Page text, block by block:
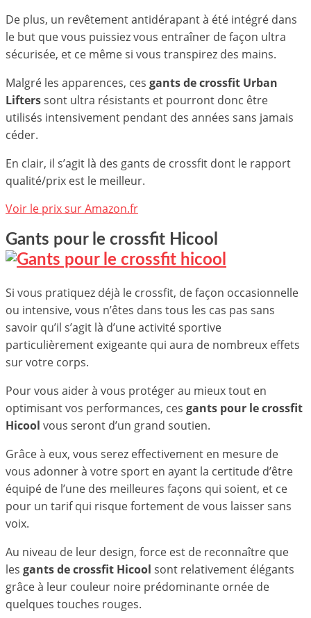
De plus, un revêtement antidérapant à été intégré dans
le but que vous puissiez vous entraîner de façon ultra
sécurisée, et ce même si vous transpirez des mains.
Malgré les apparences, ces gants de crossfit Urban
Lifterssont ultra résistants et pourront donc être
utilisés intensivement pendant des années sans jamais
céder.
En clair, il s’agit là des gants de crossfit dont le rapport
qualité/prix est le meilleur.
Voir le prix sur Amazon.fr
Gants pour le crossfit Hicool
Si vous pratiquez déjà le crossfit, de façon occasionnelle
ou intensive, vous n’êtes dans tous les cas pas sans
savoir qu’il s’agit là d’une activité sportive
particulièrement exigeante qui aura de nombreux effets
sur votre corps.
Pour vous aider à vous protéger au mieux tout en
optimisant vos performances, ces gants pour le crossfit
Hicool vous seront d’un grand soutien.
Grâce à eux, vous serez effectivement en mesure de
vous adonner à votre sport en ayant la certitude d’être
équipé de l’une des meilleures façons qui soient, et ce
pour un tarif qui risque fortement de vous laisser sans
voix.
Au niveau de leur design, force est de reconnaître que
les gants de crossfit Hicool sont relativement élégants
grâce à leur couleur noire prédominante ornée de
quelques touches rouges.